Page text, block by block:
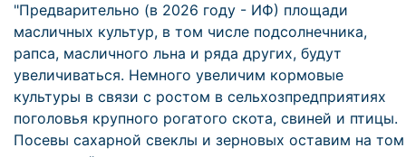
"Предварительно (в 2026 году - ИФ) площади
масличных культур, в том числе подсолнечника,
рапса, масличного льна и ряда других, будут
увеличиваться. Немного увеличим кормовые
культуры в связи с ростом в сельхозпредприятиях
поголовья крупного рогатого скота, свиней и птицы.
Посевы сахарной свеклы и зерновых оставим на том